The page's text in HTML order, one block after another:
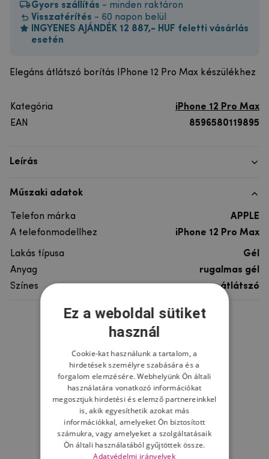
Gyors szállítás - minden raktáron
Visszatérítés - 60 napon belül
INGYENES AJÁNDÉK 12 887,- HUF feletti vásárlás
esetén
Elegáns átlátszó borítás IPhone 12 Pro Max készülékhez
Kategória
iPhone 12 Pro Max
EAN
8596580119895
Leírás
Műszaki adatok
Telefon márka
APPLE
A telefonmodellhez
iPhone 12 Pro Max
Lakás típusa
Gél
Anyag
rugalmas gél
Színes
átlátszó
Ne felejtsd el
Ez a weboldal sütiket
használ
Cookie-kat használunk a tartalom, a
hirdetések személyre szabására és a
forgalom elemzésére. Webhelyünk Ön általi
használatára vonatkozó információkat
megosztjuk hirdetési és elemző partnereinkkel
is, akik egyesíthetik azokat más
információkkal, amelyeket Ön biztosított
számukra, vagy amelyeket a szolgáltatásaik
Ön általi használatából gyűjtöttek össze.
Adatvédelmi irányelvek